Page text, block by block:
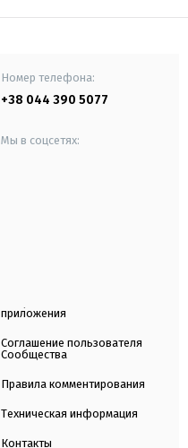
Номер телефона:
+38 044 390 5077
Мы в соцсетях:
приложения
Соглашение пользователя
Сообщества
Правила комментирования
Техническая информация
Контакты